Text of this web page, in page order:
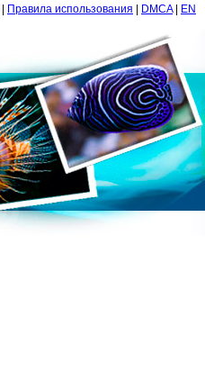
Правила использования DMCA EN